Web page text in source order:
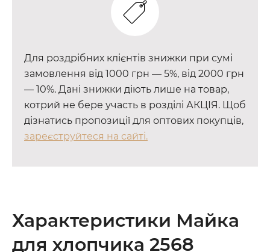
Для роздрібних клієнтів знижки при сумі
замовлення від 1000 грн — 5%, від 2000 грн
— 10%. Дані знижки діють лише на товар,
котрий не бере участь в розділі АКЦІЯ. Щоб
дізнатись пропозиції для оптових покупців,
зареєструйтеся на сайті.
Характеристики Майка
для хлопчика 2568